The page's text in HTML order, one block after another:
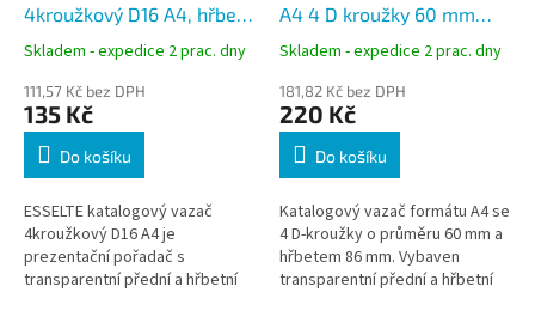
4kroužkový D16 A4, hřbet
25 mm, bílý
Skladem - expedice 2 prac. dny
111,57 Kč bez DPH
135 Kč
Do košíku
ESSELTE katalogový vazač
4kroužkový D16 A4 je
prezentační pořadač s
transparentní přední a hřbetní
A4 4 D kroužky 60 mm
hřbet 86 mm bílý
Skladem - expedice 2 prac. dny
181,82 Kč bez DPH
220 Kč
Do košíku
Katalogový vazač formátu A4 se
4 D-kroužky o průměru 60 mm a
hřbetem 86 mm. Vybaven
transparentní přední a hřbetní